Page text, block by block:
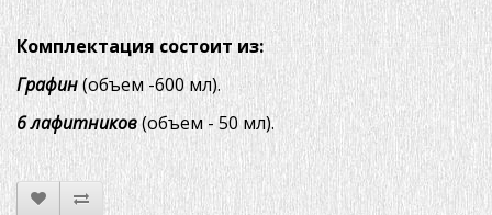
Комплектация состоит из:
Графин(объем -600 мл).
6 лафитников(объем - 50 мл).